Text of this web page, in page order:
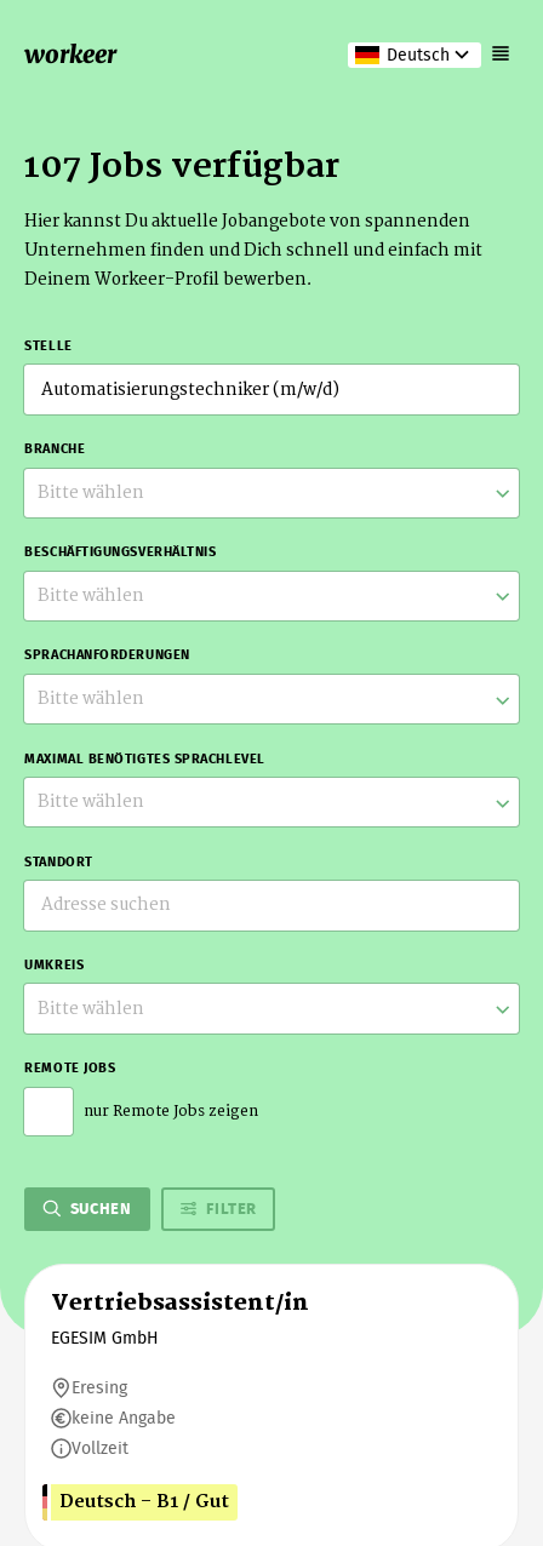
workeer Deutsch
107 Jobs verfügbar
Hier kannst Du aktuelle Jobangebote von spannenden
Unternehmen finden und Dich schnell und einfach mit
Deinem Workeer-Profil bewerben.
STELLE
BRANCHE
Bitte wählen
BESCHÄFTIGUNGSVERHÄLTNIS
Bitte wählen
SPRACHANFORDERUNGEN
Bitte wählen
MAXIMAL BENÖTIGTES SPRACHLEVEL
Bitte wählen
STANDORT
UMKREIS
Bitte wählen
REMOTE JOBS
nur Remote Jobs zeigen
SUCHEN FILTER
Vertriebsassistent/in
EGESIM GmbH
Eresing
keine Angabe
Vollzeit
Deutsch - B1 / Gut